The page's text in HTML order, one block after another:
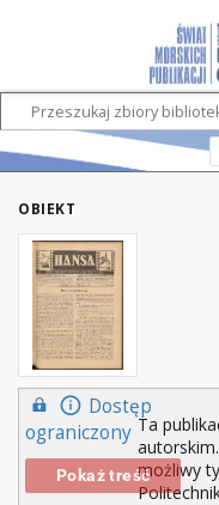
OBIEKT
Dostęp
ograniczony
Pokaż treść
Ta
możliwy